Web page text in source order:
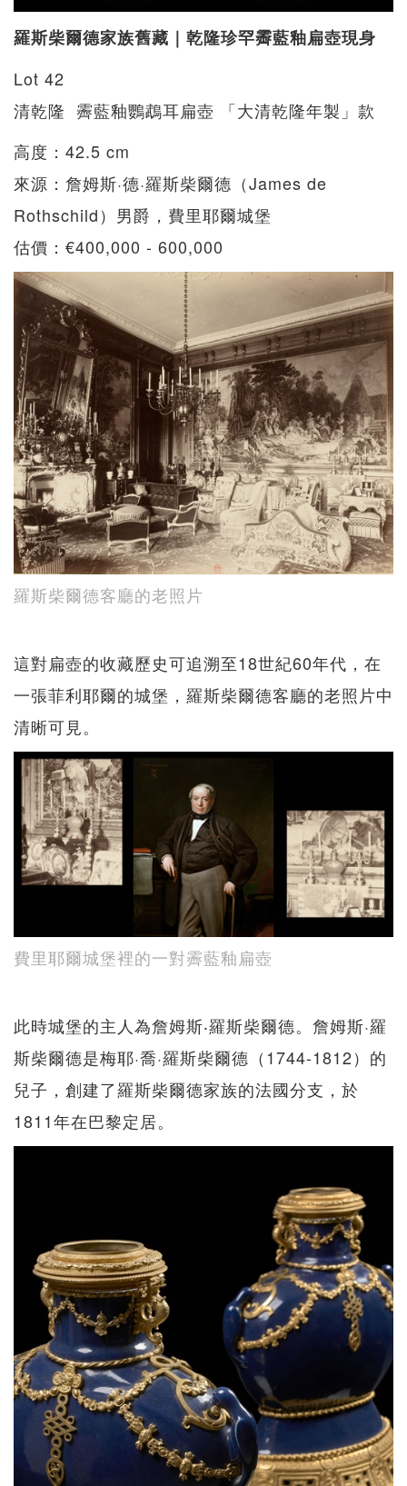
羅斯柴爾德家族舊藏｜乾隆珍罕霽藍釉扁壺現身
Lot 42
清乾隆 霽藍釉鸚鵡耳扁壺 「大清乾隆年製」款
高度：42.5 cm
來源：詹姆斯·德·羅斯柴爾德（James de
Rothschild）男爵，費里耶爾城堡
估價：€400,000 - 600,000
羅斯柴爾德客廳的老照片
這對扁壺的收藏歷史可追溯至18世紀60年代，在
一張菲利耶爾的城堡，羅斯柴爾德客廳的老照片中
清晰可見。
費里耶爾城堡裡的一對霽藍釉扁壺
此時城堡的主人為詹姆斯‧羅斯柴爾德。詹姆斯·羅
斯柴爾德是梅耶·喬·羅斯柴爾德（1744-1812）的
兒子，創建了羅斯柴爾德家族的法國分支，於
1811年在巴黎定居。